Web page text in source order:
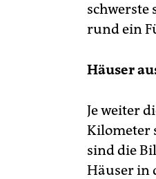
schwerste
rund ein
Häuser
Je weiter
Kilometer
sind die
Häuser in